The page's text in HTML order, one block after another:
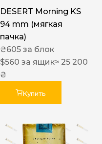
DESERT Morning KS
94 mm (мягкая
пачка)
₴605 за блок
$560 за ящик≈ 25 200
₴
Купить